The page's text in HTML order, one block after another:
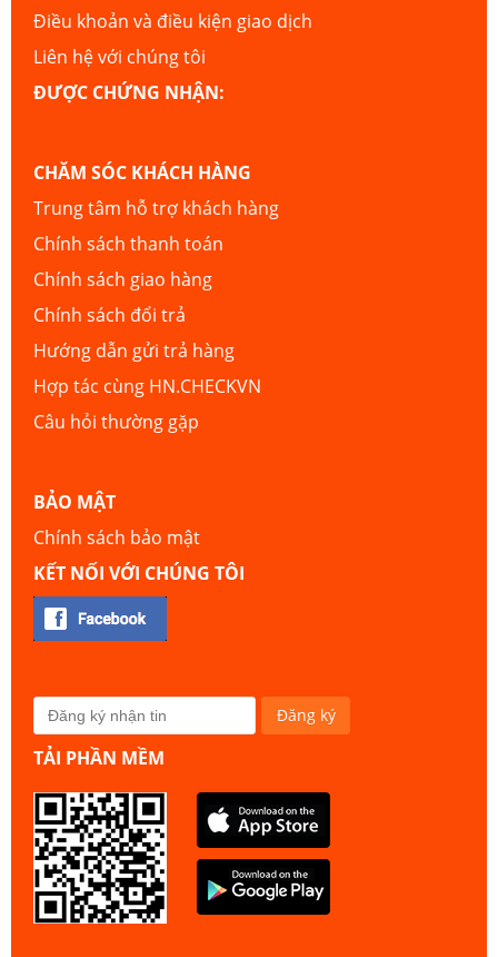
Điều khoản và điều kiện giao dịch
Liên hệ với chúng tôi
ĐƯỢC CHỨNG NHẬN:
CHĂM SÓC KHÁCH HÀNG
Trung tâm hỗ trợ khách hàng
Chính sách thanh toán
Chính sách giao hàng
Chính sách đổi trả
Hướng dẫn gửi trả hàng
Hợp tác cùng HN.CHECKVN
Câu hỏi thường gặp
BẢO MẬT
Chính sách bảo mật
KẾT NỐI VỚI CHÚNG TÔI
TẢI PHẦN MỀM